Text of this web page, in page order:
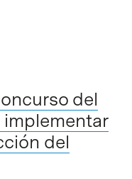
del
del